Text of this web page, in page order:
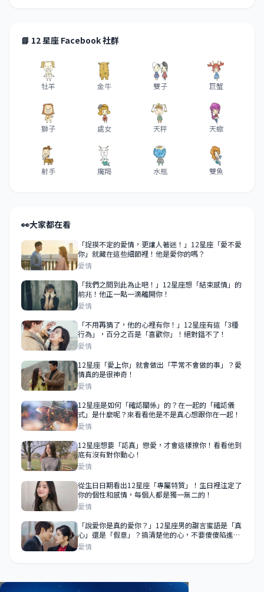
📘 12 星座 Facebook 社群
牡羊 金牛 雙子 巨蟹
獅子 處女 天秤 天蠍
射手 魔羯 水瓶 雙魚
👀大家都在看
「捉摸不定的愛情，更讓人著迷！」12星座「愛不愛
你」就藏在這些細節裡！他是愛你的嗎？
愛情
「我們之間到此為止吧！」12星座想「結束感情」的
前兆！他正一點一滴離開你！
愛情
「不用再猜了，他的心裡有你！」12星座有這「3種
行為」，百分之百是「喜歡你」！絕對錯不了！
愛情
12星座「愛上你」就會做出「平常不會做的事」？愛
情真的是很神奇！
愛情
12星座是如何「確認關係」的？在一起的「確認儀
式」是什麼呢？來看看他是不是真心想跟你在一起！
愛情
12星座想要「認真」戀愛，才會這樣撩你！看看他到
底有沒有對你動心！
愛情
從生日日期看出12星座「專屬特質」！生日裡注定了
你的個性和感情，每個人都是獨一無二的！
愛情
「說愛你是真的愛你？」12星座男的甜言蜜語是「真
心」還是「假意」？搞清楚他的心，不要傻傻陷進愛
情裡！
愛情